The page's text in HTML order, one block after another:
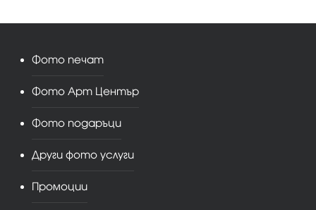
Фото печат
Фото Арт Център
Фото подаръци
Други фото услуги
Промоции